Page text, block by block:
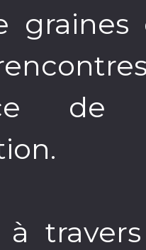
graines
à